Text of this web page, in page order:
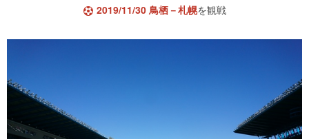
2019/11/30 鳥栖－札幌を観戦